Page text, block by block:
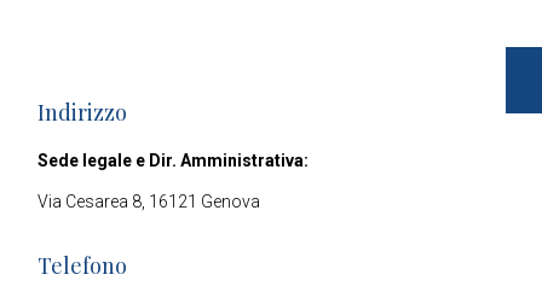
Indirizzo
Sede legale e Dir. Amministrativa:
Via Cesarea 8, 16121 Genova
Telefono